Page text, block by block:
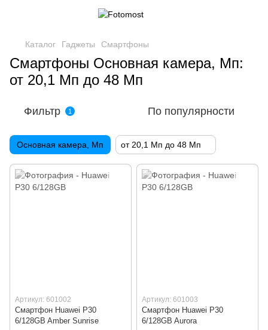
Каталог Гаджеты Смартфоны
Смартфоны Основная камера, Мп:
от 20,1 Мп до 48 Мп
Фильтр 1 По популярности
Основная камера, Мп от 20,1 Мп до 48 Мп
Артикул: 601002
Смартфон Huawei P30
6/128GB Amber Sunrise
Артикул: 601003
Смартфон Huawei P30
6/128GB Aurora